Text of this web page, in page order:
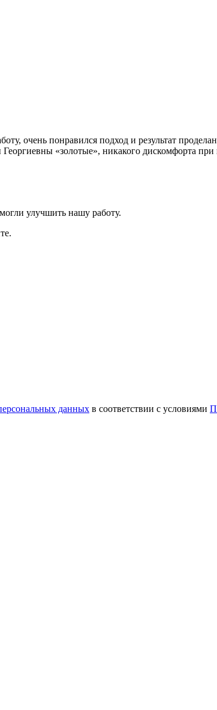
очень понравился подход и результат
«золотые», никакого дискомфорта
улучшить нашу работу.
данных в соответствии с условиями